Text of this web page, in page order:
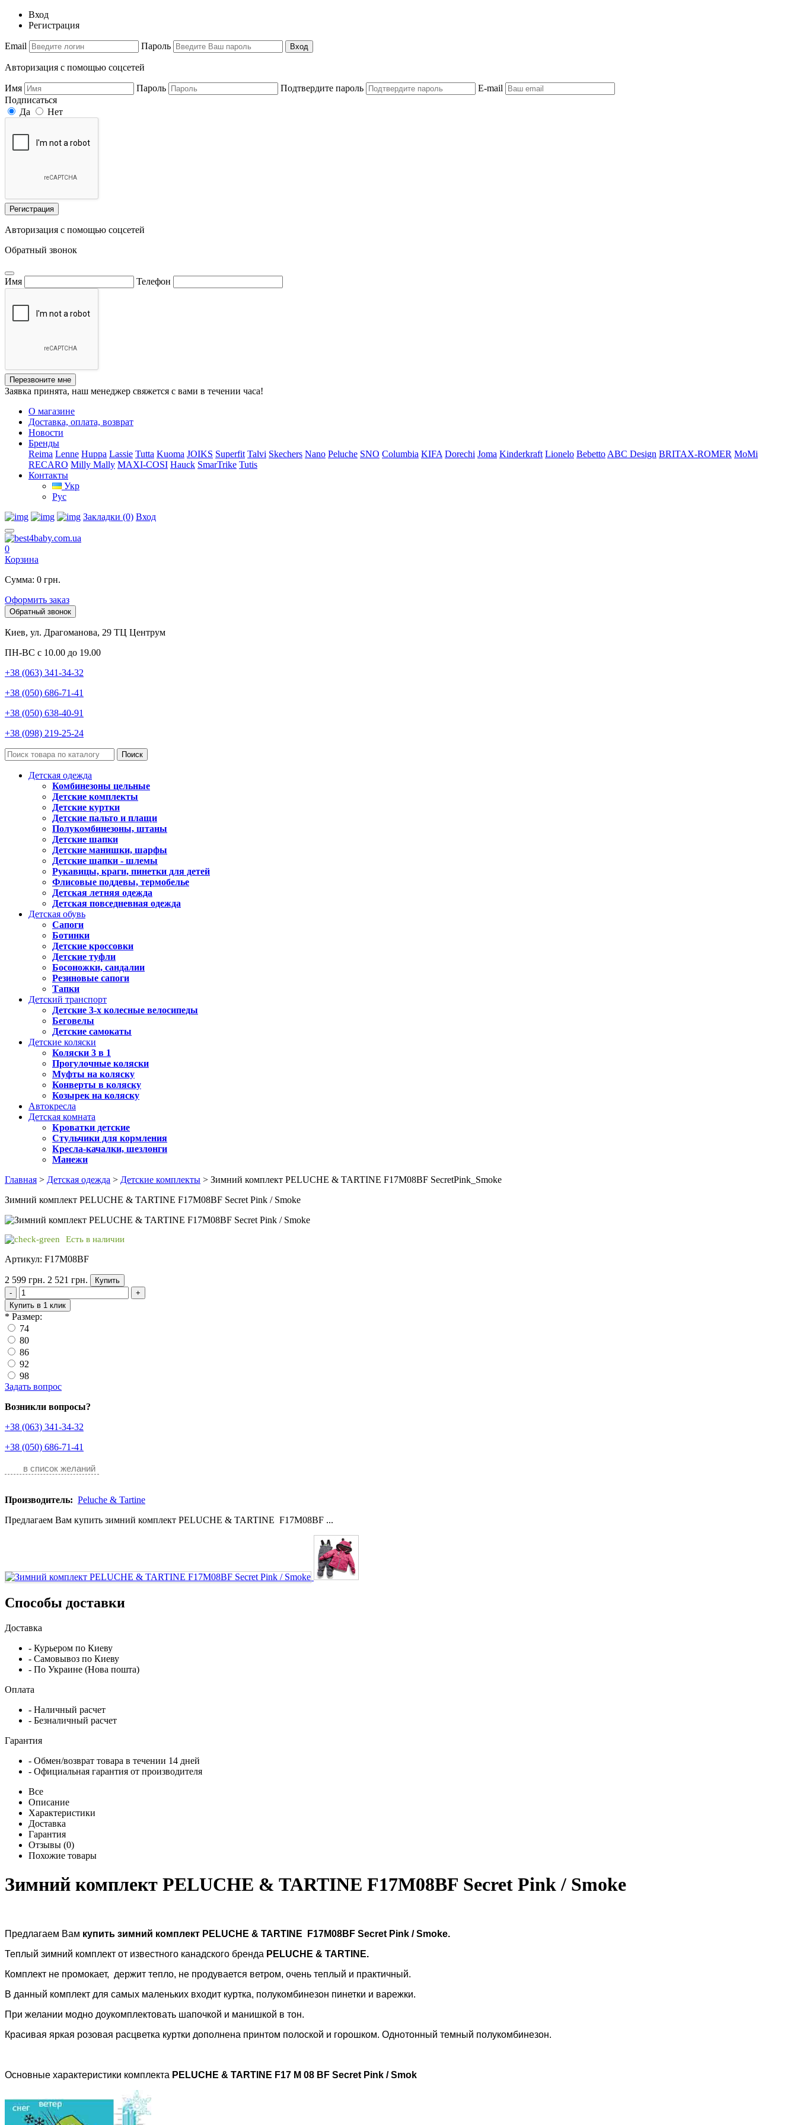
Вход
Регистрация
Email Пароль Вход
Авторизация с помощью соцсетей
Имя Пароль Подтвердите пароль
E-mail
Подписаться
Да
Нет
Регистрация
Авторизация с помощью соцсетей
Обратный звонок
Имя Телефон
Перезвоните мне
Заявка принята, наш менеджер свяжется с вами в течении часа!
О магазине
Доставка, оплата, возврат
Новости
Бренды
Reima Lenne Huppa Lassie Tutta Kuoma JOIKS Superfit Talvi Skechers Nano Peluche SNO Columbia KIFA Dorechi Joma Kinderkraft Lionelo Bebetto ABC Design BRITAX-ROMER MoMi
RECARO Milly Mally MAXI-COSI Hauck SmarTrike Tutis
Контакты
Укр
Рус
Закладки (0) Вход
0
Корзина
Сумма: 0 грн.
Оформить заказ
Обратный звонок
Киев, ул. Драгоманова, 29 ТЦ Центрум
ПН-ВС с 10.00 до 19.00
+38 (063) 341-34-32
+38 (050) 686-71-41
+38 (050) 638-40-91
+38 (098) 219-25-24
Поиск
Детская одежда
Комбинезоны цельные
Детские комплекты
Детские куртки
Детские пальто и плащи
Полукомбинезоны, штаны
Детские шапки
Детские манишки, шарфы
Детские шапки - шлемы
Рукавицы, краги, пинетки для детей
Флисовые поддевы, термобелье
Детская летняя одежда
Детская повседневная одежда
Детская обувь
Сапоги
Ботинки
Детские кроссовки
Детские туфли
Босоножки, сандалии
Резиновые сапоги
Тапки
Детский транспорт
Детские 3-х колесные велосипеды
Беговелы
Детские самокаты
Детские коляски
Коляски 3 в 1
Прогулочные коляски
Муфты на коляску
Конверты в коляску
Козырек на коляску
Автокресла
Детская комната
Кроватки детские
Стульчики для кормления
Кресла-качалки, шезлонги
Манежи
Главная > Детская одежда > Детские комплекты > Зимний комплект PELUCHE & TARTINE F17M08BF SecretPink_Smoke
Зимний комплект PELUCHE & TARTINE F17M08BF Secret Pink / Smoke
Есть в наличии
Артикул: F17M08BF
2 599 грн. 2 521 грн.
Купить
-
+
Купить в 1 клик
* Размер:
74
80
86
92
98
Задать вопрос
Возникли вопросы?
+38 (063) 341-34-32
+38 (050) 686-71-41
в список желаний
Производитель: Peluche & Tartine
Предлагаем Вам купить зимний комплект PELUCHE & TARTINE F17M08BF ...
Способы доставки
Доставка
- Курьером по Киеву
- Самовывоз по Киеву
- По Украине (Нова пошта)
Оплата
- Наличный расчет
- Безналичный расчет
Гарантия
- Обмен/возврат товара в течении 14 дней
- Официальная гарантия от производителя
Все
Описание
Характеристики
Доставка
Гарантия
Отзывы (0)
Похожие товары
Зимний комплект PELUCHE & TARTINE F17M08BF Secret Pink / Smoke
Предлагаем Вам купить зимний комплект PELUCHE & TARTINE F17M08BF Secret Pink /Smoke.
Теплый зимний комплект от известного канадского бренда PELUCHE & TARTINE.
Комплект не промокает, держит тепло, не продувается ветром, очень теплый и практичный.
В данный комплект для самых маленьких входит куртка, полукомбинезон пинетки и варежки.
При желании модно доукомплектовать шапочкой и манишкой в тон.
Красивая яркая розовая расцветка куртки дополнена принтом полоской и горошком. Однотонный темный полукомбинезон.
Основные характеристики комплекта PELUCHE & TARTINE F17 M 08 BF Secret Pink /Smok